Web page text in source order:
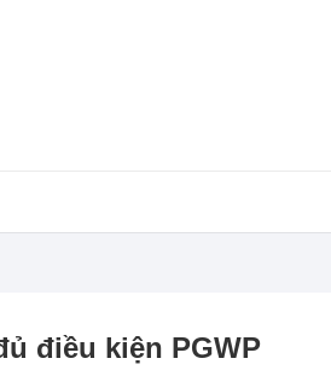
điều kiện PGWP